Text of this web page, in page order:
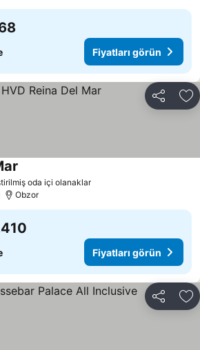
Fiyatları görün
Paylaş
oda içi olanaklarFiyatları görün
Obzor
Fiyatları görün
Paylaş